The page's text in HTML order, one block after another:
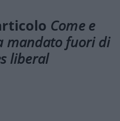
Come e
mandato fuori di
liberal